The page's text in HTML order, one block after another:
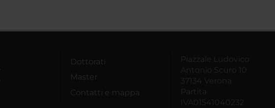
Dottorati
Master
Contatti e mappa
Piazzale Ludovico
Antonio Scuro 10
37134 Verona
Partita
IVA01541040232